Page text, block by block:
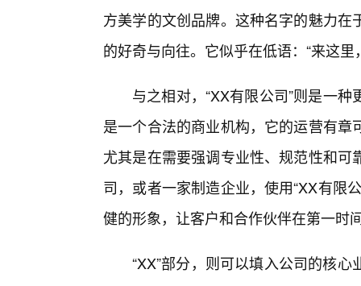
方美学的文创品牌。这种名字的魅力
的好奇与向往。它似乎在低语：“来这
与之相对，“XX有限公司”则是一
是一个合法的商业机构，它的运营有
尤其是在需要强调专业性、规范性和
司，或者一家制造企业，使用“XX有限
健的形象，让客户和合作伙伴在第一时
“XX”部分，则可以填入公司的核